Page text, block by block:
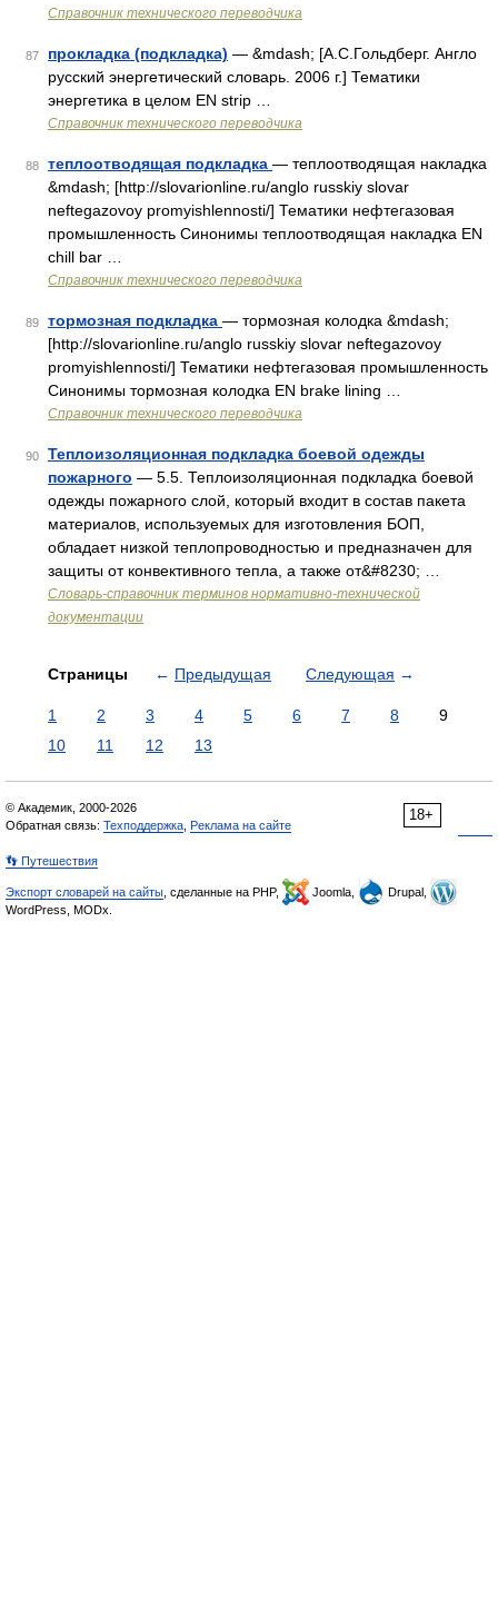
Справочник технического переводчика
87 прокладка (подкладка) — &mdash; [А.С.Гольдберг. Англо
русский энергетический словарь. 2006 г.] Тематики
энергетика в целом EN strip …
Справочник технического переводчика
88 теплоотводящая подкладка — теплоотводящая накладка
&mdash; [http://slovarionline.ru/anglo russkiy slovar
neftegazovoy promyishlennosti/] Тематики нефтегазовая
промышленность Синонимы теплоотводящая накладка EN
chill bar …
Справочник технического переводчика
89 тормозная подкладка — тормозная колодка &mdash;
[http://slovarionline.ru/anglo russkiy slovar neftegazovoy
promyishlennosti/] Тематики нефтегазовая промышленность
Синонимы тормозная колодка EN brake lining …
Справочник технического переводчика
90
Теплоизоляционная подкладка боевой одежды
пожарного — 5.5. Теплоизоляционная подкладка боевой
одежды пожарного слой, который входит в состав пакета
материалов, используемых для изготовления БОП,
обладает низкой теплопроводностью и предназначен для
защиты от конвективного тепла, а также от&#8230; …
Словарь-справочник терминов нормативно-технической
документации
Страницы ← Предыдущая Следующая →
1 2 3 4 5 6 7 8
9
10
11 12 13
18+
© Академик, 2000-2026
Обратная связь: Техподдержка Реклама на сайте
👣 Путешествия
Экспорт словарей на сайты , сделанные на PHP, Joomla,
Drupal,
WordPress, MODx.